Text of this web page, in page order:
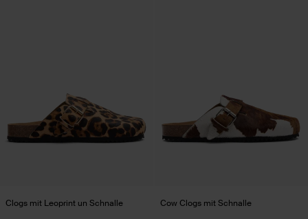
Clogs mit Leoprint un Schnalle Cow Clogs mit Schnalle